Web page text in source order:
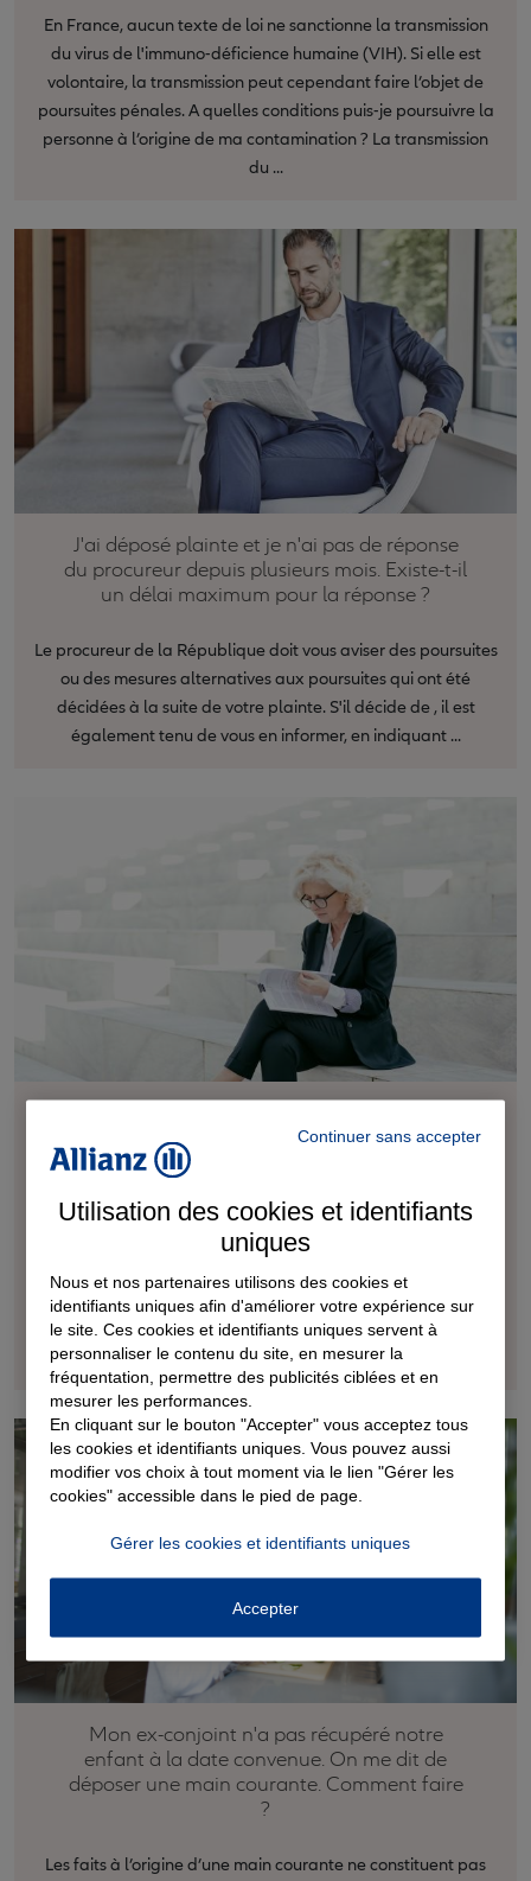
En France, aucun texte de loi ne sanctionne la transmission
du virus de l'immuno-déficience humaine (VIH). Si elle est
volontaire, la transmission peut cependant faire l’objet de
poursuites pénales. A quelles conditions puis-je poursuivre la
personne à l’origine de ma contamination ? La transmission
du ...
J'ai déposé plainte et je n'ai pas de réponse
du procureur depuis plusieurs mois. Existe-t-il
un délai maximum pour la réponse ?
Le procureur de la République doit vous aviser des poursuites
ou des mesures alternatives aux poursuites qui ont été
décidées à la suite de votre plainte. S'il décide de , il est
également tenu de vous en informer, en indiquant ...
courrier qui m'informe du classement sans
suite. Quels sont les recours pour contester ce
Lorsque le procureur de la République décide de ne pas
donner de suite à votre plainte, il procède à un classement
sans suite. Dans ce cas, il doit vous en indiquer les raisons. Afin
de contester ce classement sans suite, vous pouvez : soit
effectuer un recours hiérarchique, soit porter ...
Mon ex-conjoint n'a pas récupéré notre
enfant à la date convenue. On me dit de
déposer une main courante. Comment faire
?
Les faits à l’origine d’une main courante ne constituent pas
Continuer sans accepter
Utilisation des cookies et identifiants
uniques
Nous et nos partenaires utilisons des cookies et
identifiants uniques afin d'améliorer votre expérience sur
le site. Ces cookies et identifiants uniques servent à
personnaliser le contenu du site, en mesurer la
fréquentation, permettre des publicités ciblées et en
mesurer les performances.
En cliquant sur le bouton "Accepter" vous acceptez tous
les cookies et identifiants uniques. Vous pouvez aussi
modifier vos choix à tout moment via le lien "Gérer les
cookies" accessible dans le pied de page.
Gérer les cookies et identifiants uniques
Accepter